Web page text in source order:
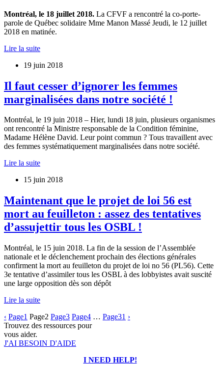
Montréal, le 18 juillet 2018. La CFVF a rencontré la co-porte-
parole de Québec solidaire Mme Manon Massé Jeudi, le 12 juillet
2018 en matinée.
Lire la suite
19 juin 2018
Il faut cesser d’ignorer les femmes
marginalisées dans notre société !
Montréal, le 19 juin 2018 – Hier, lundi 18 juin, plusieurs organismes
ont rencontré la Ministre responsable de la Condition féminine,
Madame Hélène David. Leur point commun ? Tous travaillent avec
des femmes systématiquement marginalisées dans notre société.
Lire la suite
15 juin 2018
Maintenant que le projet de loi 56 est
mort au feuilleton : assez des tentatives
d’assujettir tous les OSBL !
Montréal, le 15 juin 2018. La fin de la session de l’Assemblée
nationale et le déclenchement prochain des élections générales
confirment la mort au feuilleton du projet de loi no 56 (PL56). Cette
3e tentative d’assimiler tous les OSBL à des lobbyistes avait suscité
une large opposition dès son dépôt
Lire la suite
‹ Page1 Page2 Page3 Page4 … Page31 ›
Trouvez des ressources pour
vous aider.
J'AI BESOIN D'AIDE
I NEED HELP!